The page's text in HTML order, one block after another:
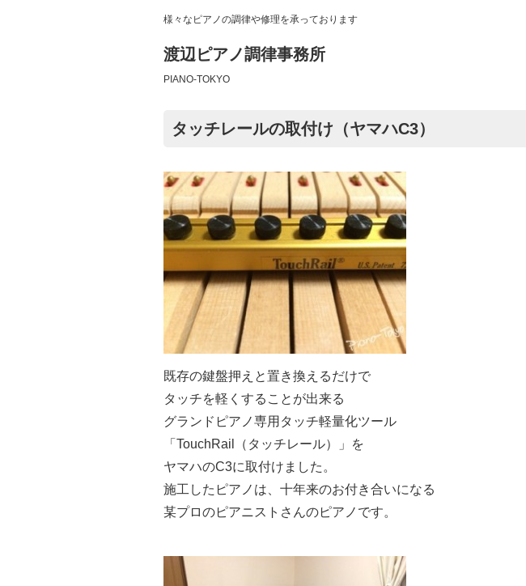
様々なピアノの調律や修理を承っております
渡辺ピアノ調律事務所
PIANO-TOKYO
タッチレールの取付け（ヤマハC3）
既存の鍵盤押えと置き換えるだけで
タッチを軽くすることが出来る
グランドピアノ専用タッチ軽量化ツール
「TouchRail（タッチレール）」
を
ヤマハのC3に取付けました。
施工したピアノは、十年来のお付き合いになる
某プロのピアニストさんのピアノです。